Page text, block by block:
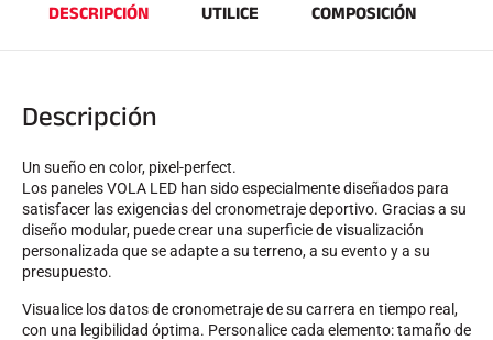
CARRERAS DE ESQUÍ
DESCRIPCIÓN UTILICE COMPOSICIÓN
Descripción
Un sueño en color, pixel-perfect.
Los paneles VOLA LED han sido especialmente diseñados para
satisfacer las exigencias del cronometraje deportivo. Gracias a su
diseño modular, puede crear una superficie de visualización
personalizada que se adapte a su terreno, a su evento y a su
presupuesto.
Visualice los datos de cronometraje de su carrera en tiempo real,
con una legibilidad óptima. Personalice cada elemento: tamaño de